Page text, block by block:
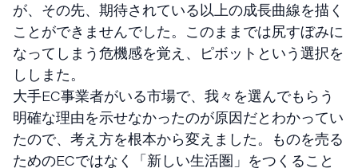
が、その先、期待されている以上の成長曲線を描く
ことができませんでした。このままでは尻すぼみに
なってしまう危機感を覚え、ピボットという選択を
ししまた。
大手EC事業者がいる市場で、我々を選んでもらう
明確な理由を示せなかったのが原因だとわかってい
たので、考え方を根本から変えました。ものを売る
ためのECではなく「新しい生活圏」をつくること